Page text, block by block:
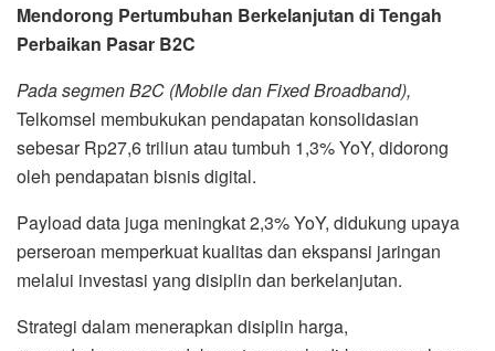
Mendorong Pertumbuhan Berkelanjutan di Tengah
Perbaikan Pasar B2C
Pada segmen B2C (Mobile dan Fixed Broadband),
Telkomsel membukukan pendapatan konsolidasian
sebesar Rp27,6 triliun atau tumbuh 1,3% YoY, didorong
oleh pendapatan bisnis digital.
Payload data juga meningkat 2,3% YoY, didukung upaya
perseroan memperkuat kualitas dan ekspansi jaringan
melalui investasi yang disiplin dan berkelanjutan.
Strategi dalam menerapkan disiplin harga,